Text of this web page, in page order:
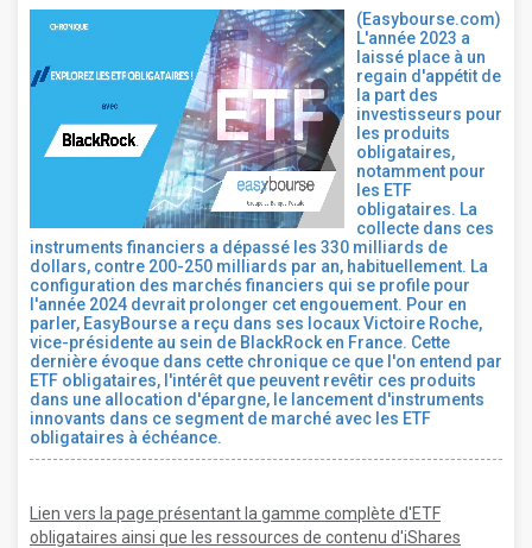
(Easybourse.com)
L'année 2023 a
laissé place à un
regain d'appétit de
la part des
investisseurs pour
les produits
obligataires,
notamment pour
les ETF
obligataires. La
collecte dans ces
instruments financiers a dépassé les 330 milliards de
dollars, contre 200-250 milliards par an, habituellement. La
configuration des marchés financiers qui se profile pour
l'année 2024 devrait prolonger cet engouement. Pour en
parler, EasyBourse a reçu dans ses locaux Victoire Roche,
vice-présidente au sein de BlackRock en France. Cette
dernière évoque dans cette chronique ce que l'on entend par
ETF obligataires, l'intérêt que peuvent revêtir ces produits
dans une allocation d'épargne, le lancement d'instruments
innovants dans ce segment de marché avec les ETF
obligataires à échéance.
Lien vers la page présentant la gamme complète d'ETF
obligataires ainsi que les ressources de contenu d'iShares